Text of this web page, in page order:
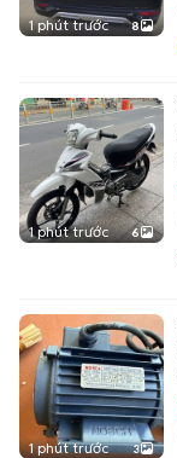
1 phút trước 8
1 phút trước 6
1 phút trước 3